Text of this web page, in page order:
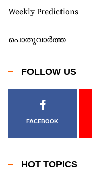
Weekly Predictions
പൊതുവാർത്ത
FOLLOW US
FACEBOOK
HOT TOPICS